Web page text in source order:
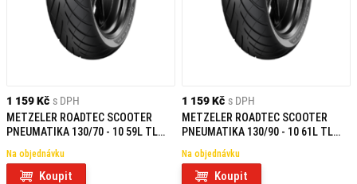
1 159 Kč s DPH
METZELER ROADTEC SCOOTER
PNEUMATIKA 130/70 - 10 59L TL
Na objednávku
Koupit
1 159 Kč s DPH
METZELER ROADTEC SCOOTER
PNEUMATIKA 130/90 - 10 61L TL
Na objednávku
Koupit